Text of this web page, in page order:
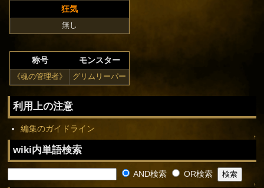
狂気
無し
称号 モンスター
《魂の管理者》 グリムリーパー
利用上の注意
編集のガイドライン
↑
wiki内単語検索
AND検索 OR検索
↑